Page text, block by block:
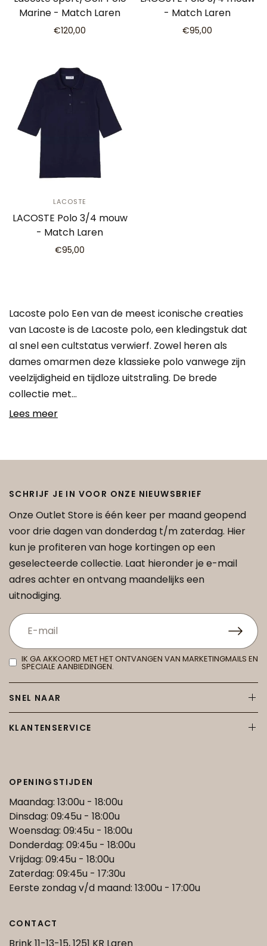
Marine - Match Laren
€120,00
- Match Laren
€95,00
LACOSTE
LACOSTE Polo 3/4 mouw
- Match Laren
€95,00
Lacoste polo Een van de meest iconische creaties
van Lacoste is de Lacoste polo, een kledingstuk dat
al snel een cultstatus verwierf. Zowel heren als
dames omarmen deze klassieke polo vanwege zijn
veelzijdigheid en tijdloze uitstraling. De brede
collectie met…
Lees meer
SCHRIJF JE IN VOOR ONZE NIEUWSBRIEF
Onze Outlet Store is één keer per maand geopend
voor drie dagen van donderdag t/m zaterdag. Hier
kun je profiteren van hoge kortingen op een
geselecteerde collectie. Laat hieronder je e-mail
adres achter en ontvang maandelijks een
uitnodiging.
IK GA AKKOORD MET HET ONTVANGEN VAN MARKETINGMAILS EN
SPECIALE AANBIEDINGEN.
SNEL NAAR
KLANTENSERVICE
OPENINGSTIJDEN
Maandag: 13:00u - 18:00u
Dinsdag: 09:45u - 18:00u
Woensdag: 09:45u - 18:00u
Donderdag: 09:45u - 18:00u
Vrijdag: 09:45u - 18:00u
Zaterdag: 09:45u - 17:30u
Eerste zondag v/d maand: 13:00u - 17:00u
CONTACT